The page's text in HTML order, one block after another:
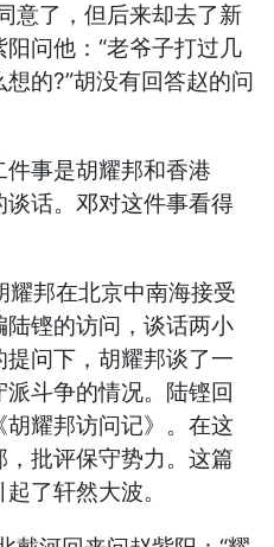
意了，但后来却去了新
问他：“老爷子打过几
的?”胡没有回答赵的问
事是胡耀邦和香港
谈话。邓对这件事看得
邦在北京中南海接受
铿的访问，谈话两小
问下，胡耀邦谈了一
斗争的情况。陆铿回
耀邦访问记》。在这
批评保守势力。这篇
了轩然大波。